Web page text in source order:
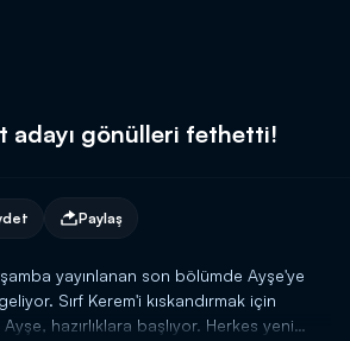
adayı gönülleri fethetti!
Paylaş
yayınlanan son bölümde Ayşe'ye
Sırf Kerem'i kıskandırmak için
hazırlıklara başlıyor. Herkes yeni